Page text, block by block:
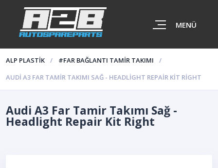
MENÜ
ALP PLASTİK
#FAR BAĞLANTI TAMIR TAKIMI
AUDI A3 FAR TAMIR TAKIMI SAĞ - HEADLIGHT REPAIR KIT RIGHT
Audi A3 Far Tamir Takımı Sağ -
Headlight Repair Kit Right